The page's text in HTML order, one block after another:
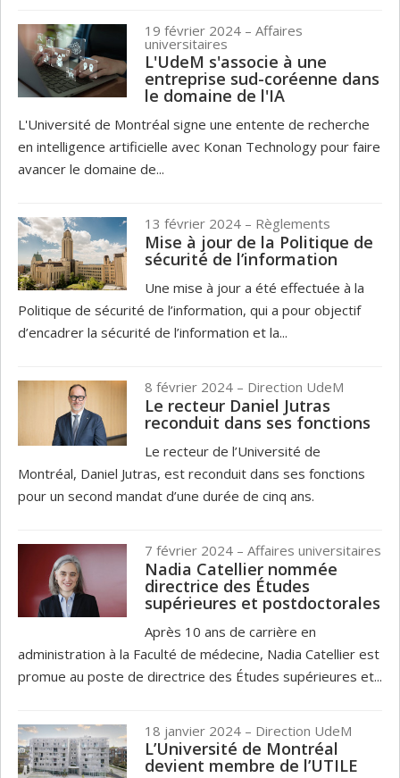
19 février 2024 – Affaires
universitaires
L'UdeM s'associe à une
entreprise sud-coréenne dans
le domaine de l'IA
L'Université de Montréal signe une entente de recherche
en intelligence artificielle avec Konan Technology pour faire
avancer le domaine de...
13 février 2024 – Règlements
Mise à jour de la Politique de
sécurité de l’information
Une mise à jour a été effectuée à la
Politique de sécurité de l’information, qui a pour objectif
d’encadrer la sécurité de l’information et la...
8 février 2024 – Direction UdeM
Le recteur Daniel Jutras
reconduit dans ses fonctions
Le recteur de l’Université de
Montréal, Daniel Jutras, est reconduit dans ses fonctions
pour un second mandat d’une durée de cinq ans.
7 février 2024 – Affaires universitaires
Nadia Catellier nommée
directrice des Études
supérieures et postdoctorales
Après 10 ans de carrière en
administration à la Faculté de médecine, Nadia Catellier est
promue au poste de directrice des Études supérieures et...
18 janvier 2024 – Direction UdeM
L’Université de Montréal
devient membre de l’UTILE